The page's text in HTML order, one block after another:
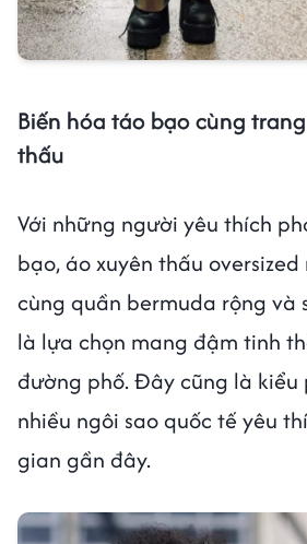
Biến hóa táo bạo cùng
thấu
Với những người yêu thích
bạo, áo xuyên thấu
cùng quần bermuda rộng và
là lựa chọn mang đậm tinh
đường phố. Đây cũng là kiểu
nhiều ngôi sao quốc tế yêu
gian gần đây.